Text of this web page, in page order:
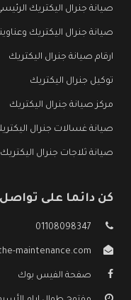
صيانة جنرال اليكتريك
صيانة جنرال اليكتريك
ارقام صيانة جنرال اليكتريك
توكيل جنرال اليكتريك
مركز صيانة جنرال اليكتريك
صيانة غسالات جنرال
صيانة ثلاجات جنرال اليكتريك
كن دائما على
01108098347
maintenance.com
صفحة الفيس بوك